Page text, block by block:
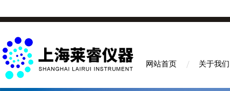
网站首页 关于我们